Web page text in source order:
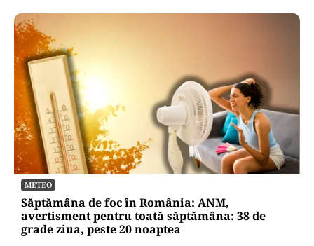
METEO
Săptămâna de foc în România: ANM,
avertisment pentru toată săptămâna: 38 de
grade ziua, peste 20 noaptea